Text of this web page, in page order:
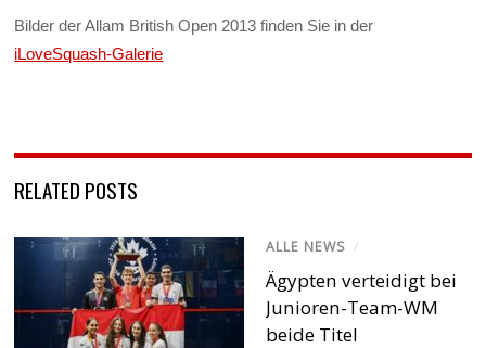
Bilder der Allam British Open 2013 finden Sie in der
iLoveSquash-Galerie
RELATED POSTS
ALLE NEWS /
Ägypten verteidigt bei
Junioren-Team-WM
beide Titel